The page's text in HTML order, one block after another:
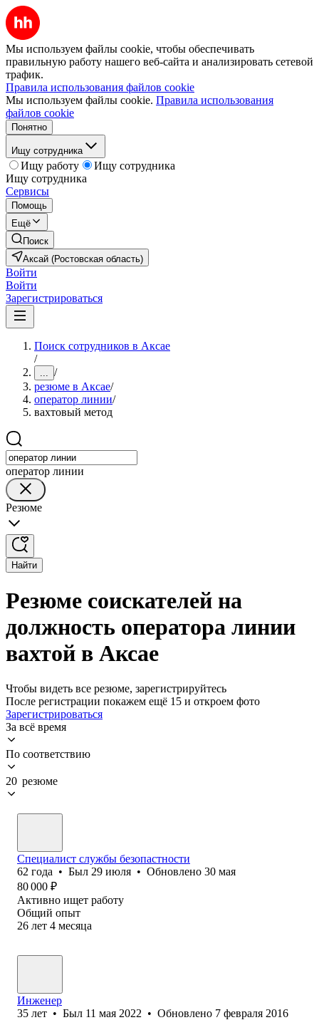
Мы используем файлы cookie, чтобы обеспечивать
правильную работу нашего веб-сайта и анализировать сетевой
трафик.
Правила использования файлов cookie
Мы используем файлы cookie. Правила использования
файлов cookie
Понятно
Ищу сотрудника
Ищу работу
Ищу сотрудника
Ищу сотрудника
Сервисы
Помощь
Ещё
Поиск
Аксай (Ростовская область)
Войти
Войти
Зарегистрироваться
Поиск сотрудников в Аксае
/
... /
резюме в Аксае/
оператор линии/
вахтовый метод
оператор линии
Резюме
Найти
Резюме соискателей на
должность оператора линии
вахтой в Аксае
Чтобы видеть все резюме, зарегистрируйтесь
После регистрации покажем ещё 15 и откроем фото
Зарегистрироваться
За всё время
По соответствию
20 резюме
Специалист службы безопастности
62 года • Был 29 июля • Обновлено 30 мая
80 000 ₽
Активно ищет работу
Общий опыт
26 лет 4 месяца
Инженер
35 лет • Был 11 мая 2022 • Обновлено 7 февраля 2016